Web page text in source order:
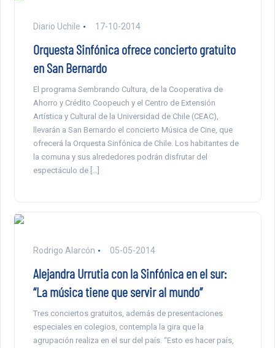
Diario Uchile 17-10-2014
Orquesta Sinfónica ofrece concierto gratuito
en San Bernardo
El programa Sembrando Cultura, de la Cooperativa de
Ahorro y Crédito Coopeuch y el Centro de Extensión
Artística y Cultural de la Universidad de Chile (CEAC),
llevarán a San Bernardo el concierto Música de Cine, que
ofrecerá la Orquesta Sinfónica de Chile. Los habitantes de
la comuna y sus alrededores podrán disfrutar del
espectáculo de […]
Rodrigo Alarcón 05-05-2014
Alejandra Urrutia con la Sinfónica en el sur:
“La música tiene que servir al mundo”
Tres conciertos gratuitos, además de presentaciones
especiales en colegios, contempla la gira que la
agrupación realiza en el sur del país. “Esto es hacer país,